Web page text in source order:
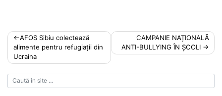
Post
navigation
AFOS Sibiu colectează
alimente pentru refugiații din
Ucraina
CAMPANIE NAȚIONALĂ
ANTI-BULLYING ÎN ȘCOLI